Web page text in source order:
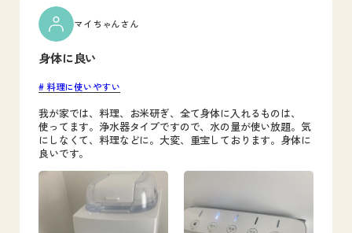
身体に良い
料理に使いやすい
マイちゃんさん
我が家では、料理、お米研ぎ、全て身体に入れるものは、
使ってます。浄水器タイプですので、水の量が使い放題。気
にしなくて、料理などに。大変、重宝しております。身体に
良いです。